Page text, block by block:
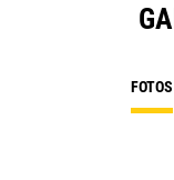
FOTOS